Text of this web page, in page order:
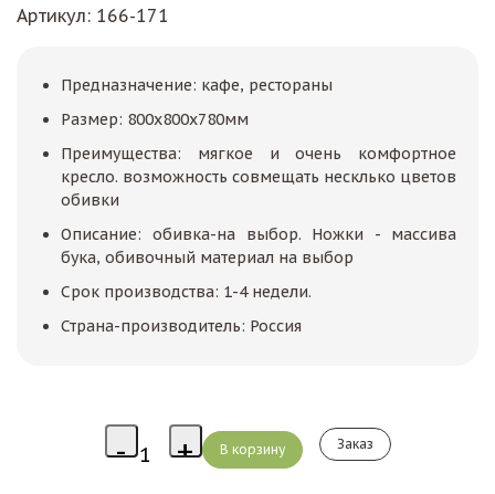
Артикул: 166-171
Предназначение: кафе, рестораны
Размер: 800х800х780мм
Преимущества: мягкое и очень комфортное
кресло. возможность совмещать несклько цветов
обивки
Описание: обивка-на выбор. Ножки - массива
бука, обивочный материал на выбор
Срок производства: 1-4 недели.
Страна-производитель: Россия
Заказ